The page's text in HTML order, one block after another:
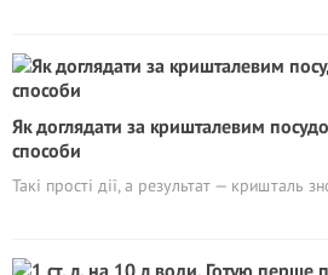
Як доглядати за кришталевим
способи
Такі прості дії, а результат — кришталь